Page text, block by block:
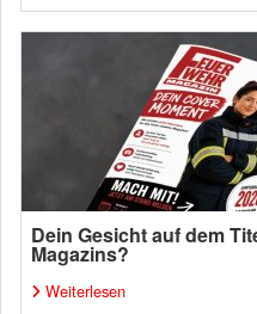
Dein Gesicht auf dem
Magazins?
Weiterlesen